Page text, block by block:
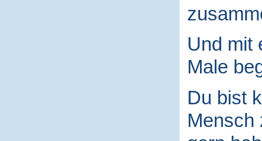
Und mit
Male
Du bist
Mensch